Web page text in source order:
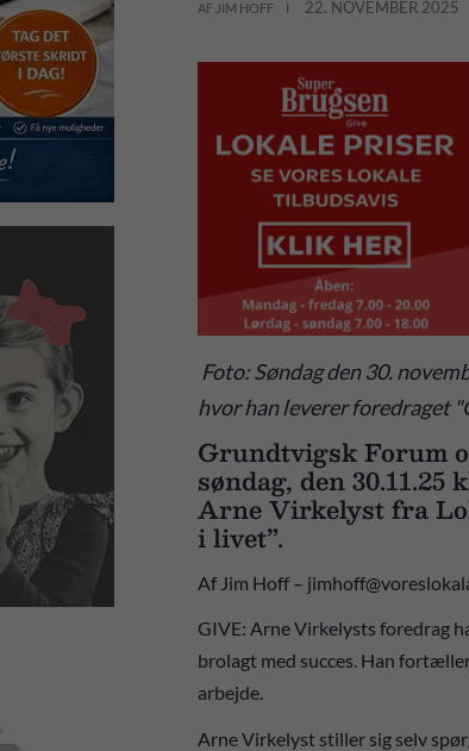
AF JIM HOFF 22. NOVEMBER 2025
Foto: Søndag den 30.
hvor han leverer foredraget
Grundtvigsk Forum
søndag, den
Arne Virkelyst fra
i livet”.
Af Jim Hoff –
GIVE: Arne Virkelysts foredrag
brolagt med succes. Han
arbejde.
Arne Virkelyst stiller sig selv